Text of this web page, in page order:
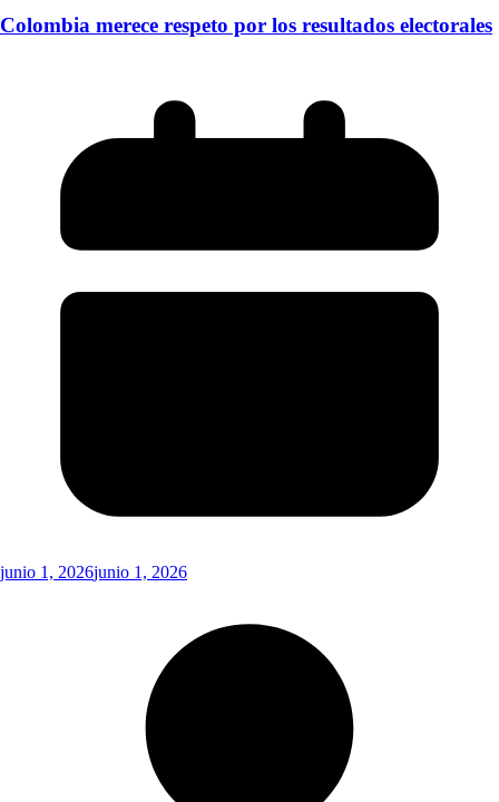
Colombia merece respeto por los resultados electorales
junio 1, 2026junio 1, 2026